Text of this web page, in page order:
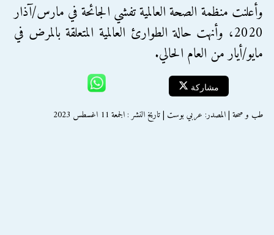
وأعلنت منظمة الصحة العالمية تفشي الجائحة في مارس/آذار
2020، وأنهت حالة الطوارئ العالمية المتعلقة بالمرض في
مايو/أيار من العام الحالي.
مشاركة
طب و صحة | المصدر: عربي بوست | تاريخ النشر : الجمعة 11 اغسطس 2023